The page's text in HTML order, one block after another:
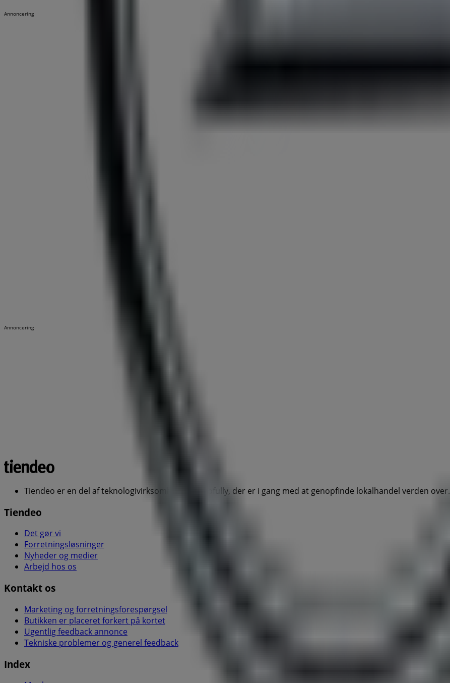
Annoncering
Annoncering
Tiendeo er en del af teknologivirksomheden Shopfully, der er i gang med at genopfinde lokalhandel verden over.
Tiendeo
Det gør vi
Forretningsløsninger
Nyheder og medier
Arbejd hos os
Kontakt os
Marketing og forretningsforespørgsel
Butikken er placeret forkert på kortet
Ugentlig feedback annonce
Tekniske problemer og generel feedback
Index